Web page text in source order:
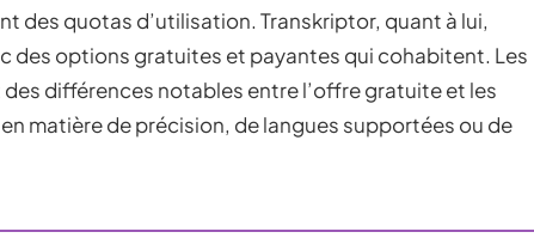
des quotas d’utilisation. Transkriptor, quant à lui,
des options gratuites et payantes qui cohabitent. Les
différences notables entre l’offre gratuite et les
matière de précision, de langues supportées ou de